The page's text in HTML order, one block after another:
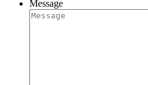
Message